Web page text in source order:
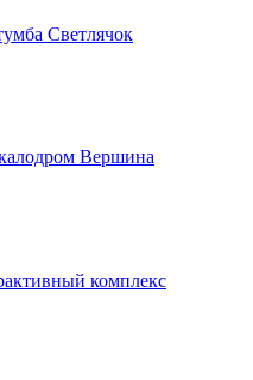
Светлячок
Вершина
комплекс